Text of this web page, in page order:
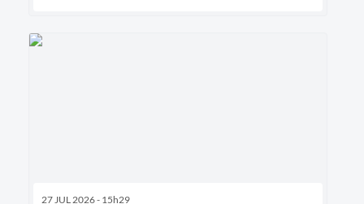
27 JUL 2026 - 15h29